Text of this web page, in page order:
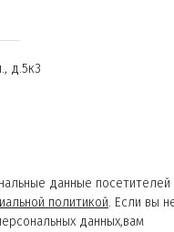
д.5к3
данные посетителей
политикой. Если вы
данных,вам